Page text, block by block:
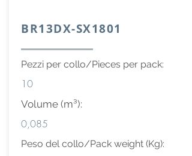
BR13DX-SX1801
Pezzi per collo/Pieces per pack:
10
Volume (m³):
0,085
Peso del collo/Pack weight (Kg):